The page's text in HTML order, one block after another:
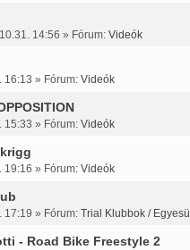
14:56 » Fórum: Videók
16:13 » Fórum: Videók
15:33 » Fórum: Videók
19:16 » Fórum: Videók
17:19 » Fórum: Trial Klubbok /
- Road Bike Freestyle 2